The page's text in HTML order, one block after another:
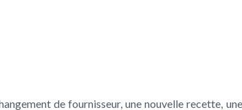
de fournisseur, une nouvelle recette,